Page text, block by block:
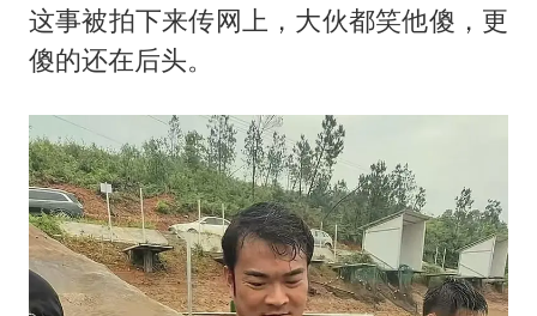
这事被拍下来传网上，大伙都笑他傻，更
傻的还在后头。